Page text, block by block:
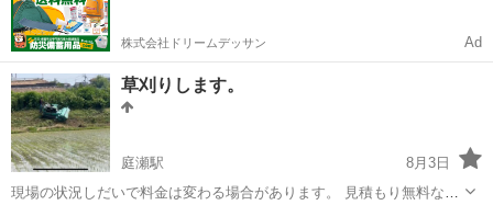
株式会社ドリームデッサン Ad
草刈りします。
庭瀬駅
8月3日
現場の状況しだいで料金は変わる場合があります。 見積もり無料なの